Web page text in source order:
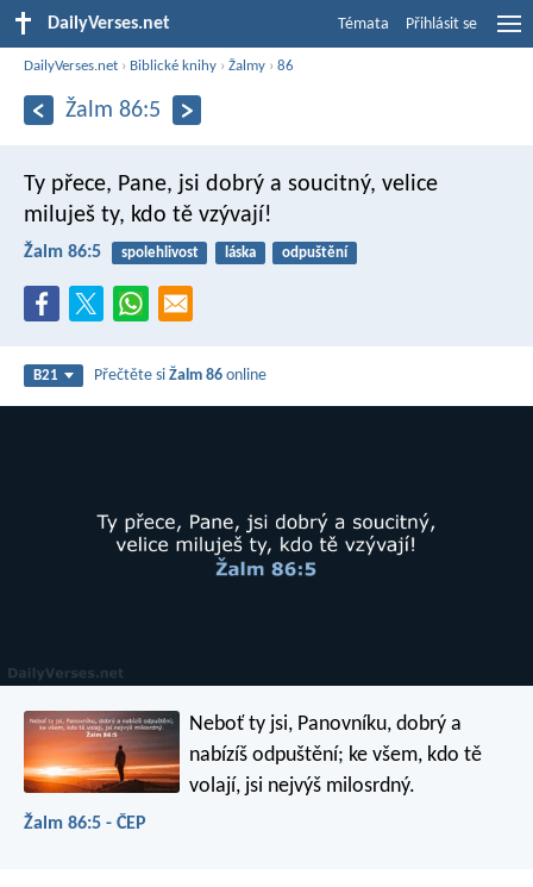
DailyVerses.net Témata Přihlásit se
DailyVerses.net › Biblické knihy ›Žalmy ›86
Žalm 86:5
Ty přece, Pane, jsi dobrý a soucitný, velice
miluješ ty, kdo tě vzývají!
Žalm 86:5 spolehlivost láska odpuštění
B21 Přečtěte siŽalm 86 online
Neboť ty jsi, Panovníku, dobrý a
nabízíš odpuštění; ke všem, kdo tě
volají, jsi nejvýš milosrdný.
Žalm 86:5 - ČEP